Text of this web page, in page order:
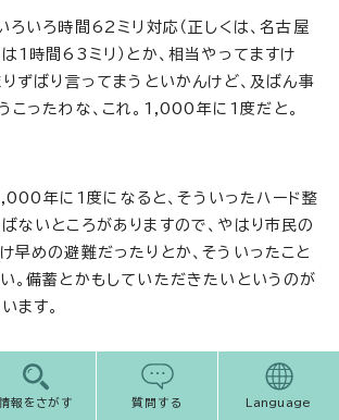
ろいろ時間62ミリ対応（正しくは、名古屋
1時間63ミリ）とか、相当やってますけ
りずばり言ってまうといかんけど、及ばん事
こったわな、これ。1,000年に1度だと。
年に1度になると、そういったハード整
ないところがありますので、やはり市民の
早めの避難だったりとか、そういったこと
。備蓄とかもしていただきたいというのが
ます。
ますか。これ（想定し得る最大規模の風水
情報をさがす 質問する Language